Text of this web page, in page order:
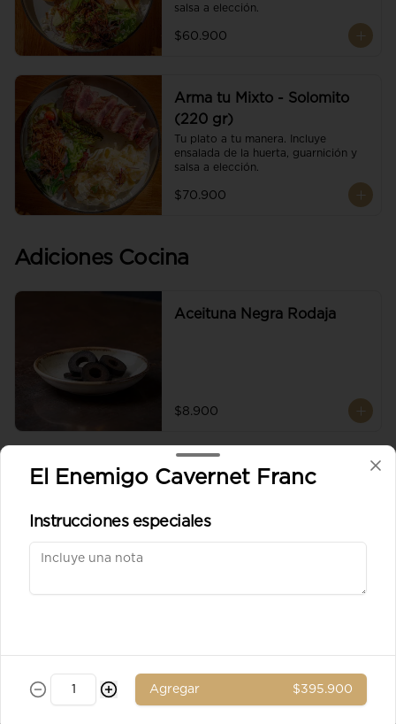
salsa a elección.
$60.900
Arma tu Mixto - Solomito
(220 gr)
Tu plato a tu manera. Incluye
ensalada de la huerta, guarnición y
salsa a elección.
$70.900
Adiciones Cocina
Aceituna Negra Rodaja
$8.900
Aceituna verde entera
El Enemigo Cavernet Franc
Instrucciones especiales
Agregar $395.900